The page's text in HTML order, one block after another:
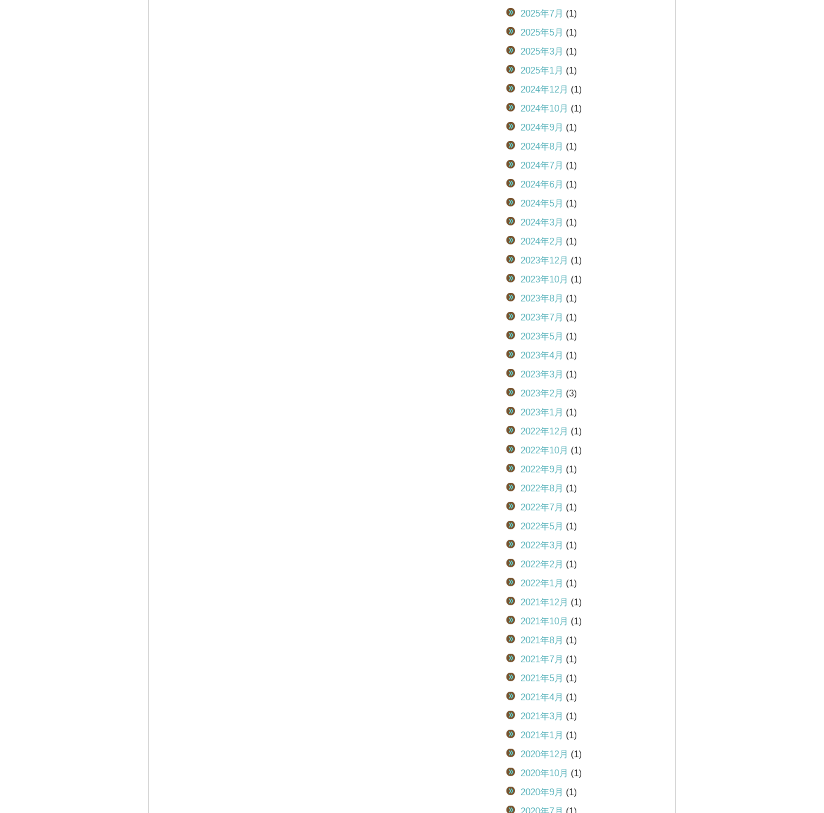
2025年7月 (1)
2025年5月 (1)
2025年3月 (1)
2025年1月 (1)
2024年12月 (1)
2024年10月 (1)
2024年9月 (1)
2024年8月 (1)
2024年7月 (1)
2024年6月 (1)
2024年5月 (1)
2024年3月 (1)
2024年2月 (1)
2023年12月 (1)
2023年10月 (1)
2023年8月 (1)
2023年7月 (1)
2023年5月 (1)
2023年4月 (1)
2023年3月 (1)
2023年2月 (3)
2023年1月 (1)
2022年12月 (1)
2022年10月 (1)
2022年9月 (1)
2022年8月 (1)
2022年7月 (1)
2022年5月 (1)
2022年3月 (1)
2022年2月 (1)
2022年1月 (1)
2021年12月 (1)
2021年10月 (1)
2021年8月 (1)
2021年7月 (1)
2021年5月 (1)
2021年4月 (1)
2021年3月 (1)
2021年1月 (1)
2020年12月 (1)
2020年10月 (1)
2020年9月 (1)
2020年7月 (1)